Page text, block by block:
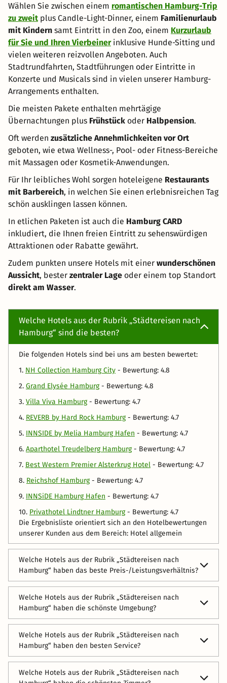
Wählen Sie zwischen einem romantischen Hamburg-Trip
zu zweit plus Candle-Light-Dinner, einem Familienurlaub
mit Kindern samt Eintritt in den Zoo, einem Kurzurlaub
für Sie und Ihren Vierbeinerinklusive Hunde-Sitting und
vielen weiteren reizvollen Angeboten. Auch
Stadtrundfahrten, Stadtführungen oder Eintritte in
Konzerte und Musicals sind in vielen unserer Hamburg-
Arrangements enthalten.
Die meisten Pakete enthalten mehrtägige
Übernachtungen plus Frühstück oder Halbpension.
Oft werden zusätzliche Annehmlichkeiten vor Ort
geboten, wie etwa Wellness-, Pool- oder Fitness-Bereiche
mit Massagen oder Kosmetik-Anwendungen.
Für Ihr leibliches Wohl sorgen hoteleigene Restaurants
mit Barbereich, in welchen Sie einen erlebnisreichen Tag
schön ausklingen lassen können.
In etlichen Paketen ist auch die Hamburg CARD
inkludiert, die Ihnen freien Eintritt zu sehenswürdigen
Attraktionen oder Rabatte gewährt.
Zudem punkten unsere Hotels mit einer wunderschönen
Aussicht, bester zentraler Lage oder einem top Standort
direkt am Wasser.
Welche Hotels aus der Rubrik „Städtereisen nach
Hamburg“ sind die besten?
Die folgenden Hotels sind bei uns am besten bewertet:
1. NH Collection Hamburg City - Bewertung: 4.8
2. Grand Elysée Hamburg- Bewertung: 4.8
3. Villa Viva Hamburg- Bewertung: 4.7
4. REVERB by Hard Rock Hamburg- Bewertung: 4.7
5. INNSIDE by Melia Hamburg Hafen - Bewertung: 4.7
6. Aparthotel Treudelberg Hamburg- Bewertung: 4.7
7. Best Western Premier Alsterkrug Hotel - Bewertung: 4.7
8. Reichshof Hamburg- Bewertung: 4.7
9. INNSiDE Hamburg Hafen - Bewertung: 4.7
10. Privathotel Lindtner Hamburg- Bewertung: 4.7
Die Ergebnisliste orientiert sich an den Hotelbewertungen
unserer Kunden aus dem Bereich: Hotel allgemein
Welche Hotels aus der Rubrik „Städtereisen nach
Hamburg“ haben das beste Preis-/Leistungsverhältnis?
Geld:
1.NH Collection Hamburg City- Bewertung: 4.6
2.Best Western Plus Hotel Böttcherhof- Bewertung: 4.5
3.sylc. Apartementhotel- Bewertung: 4.5
4.Leonardo Hotel Hamburg City Nord- Bewertung: 4.5
5.Reichshof Hamburg- Bewertung: 4.5
Welche Hotels aus der Rubrik „Städtereisen nach
Hamburg“ haben die schönste Umgebung?
1.Villa Viva Hamburg- Bewertung: 5
2.InterCityHotel Hamburg Hauptbahnhof- Bewertung: 5
3.REVERB by Hard Rock Hamburg- Bewertung: 4.9
Welche Hotels aus der Rubrik „Städtereisen nach
Hamburg“ haben den besten Service?
Service:
Welche Hotels aus der Rubrik „Städtereisen nach